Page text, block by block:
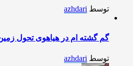
توسط azhdari
گم گشته ام در هیاهوی تحول
توسط azhdari